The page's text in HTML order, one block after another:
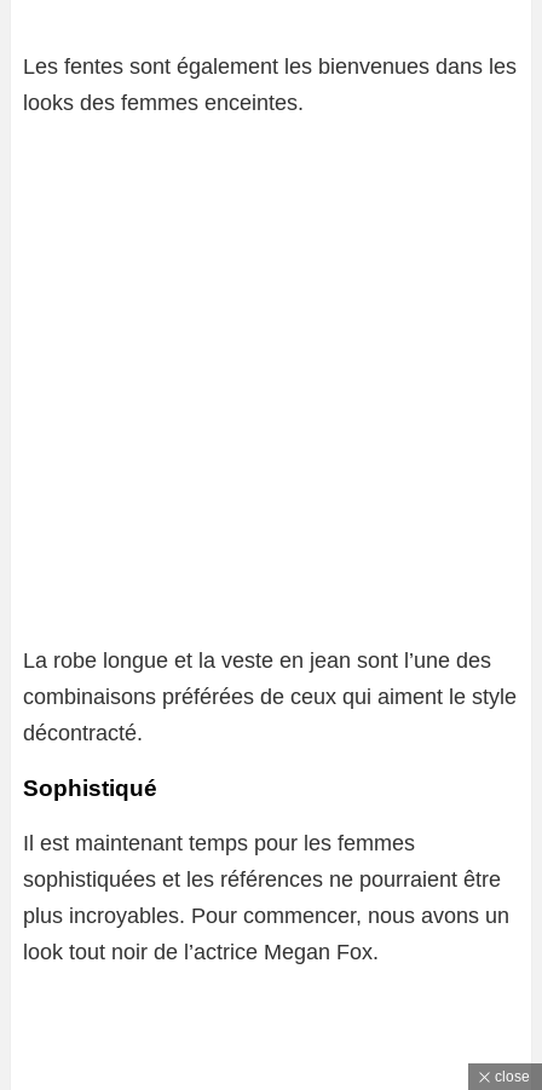
Les fentes sont également les bienvenues dans les
looks des femmes enceintes.
La robe longue et la veste en jean sont l’une des
combinaisons préférées de ceux qui aiment le style
décontracté.
Sophistiqué
Il est maintenant temps pour les femmes
sophistiquées et les références ne pourraient être
plus incroyables. Pour commencer, nous avons un
look tout noir de l’actrice Megan Fox.
close